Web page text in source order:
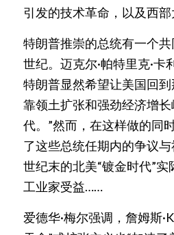
引发的技术革命，以及西部
特朗普推崇的总统有一个
世纪。迈克尔·帕特里克·卡
特朗普显然希望让美国回
靠领土扩张和强劲经济增
代。”然而，在这样做的同
了这些总统任期内的争议
世纪末的北美“镀金时代”
工业家受益……
爱德华·梅尔强调，詹姆斯